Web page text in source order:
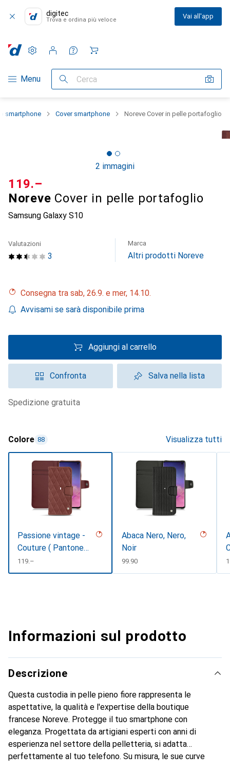
digitec
Trova e ordina più veloce Vai all'app
Categoria Navigazione
Menu Cerca
Impostazioni
Conto cliente
Liste di confronto
Liste dei desideri
Carrello
smartphone Cover smartphone Noreve Cover in pelle portafoglio
2 immagini
Noreve Cover in pelle portafoglio
Samsung Galaxy S10
CHF
119.–
3
Valutazioni Marca
Altri prodotti Noreve
Consegna tra sab, 26.9. e mer, 14.10.
Avvisami se sarà disponibile prima
Aggiungi al carrello
Confronta Salva nella lista
spedizione gratuita
Colore 88 Visualizza tutti
Passione vintage -
Couture ( Pantone
#591d16 )
CHF
119.–
Abaca Nero, Nero,
Noir
CHF
99.90
Informazioni sul prodotto
Descrizione
Questa custodia in pelle pieno fiore rappresenta le
aspettative, la qualità e l'expertise della boutique
francese Noreve. Protegge il tuo smartphone con
eleganza. Progettata da artigiani esperti con anni di
esperienza nel settore della pelletteria, si adatta
perfettamente al tuo telefono. Su misura, le sue curve